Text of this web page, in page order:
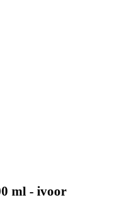
ml - ivoor